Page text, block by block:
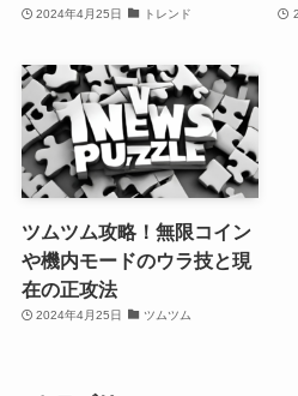
2024年4月25日 トレンド
ツムツム攻略！無限コイン
や機内モードのウラ技と現
在の正攻法
2024年4月25日 ツムツム